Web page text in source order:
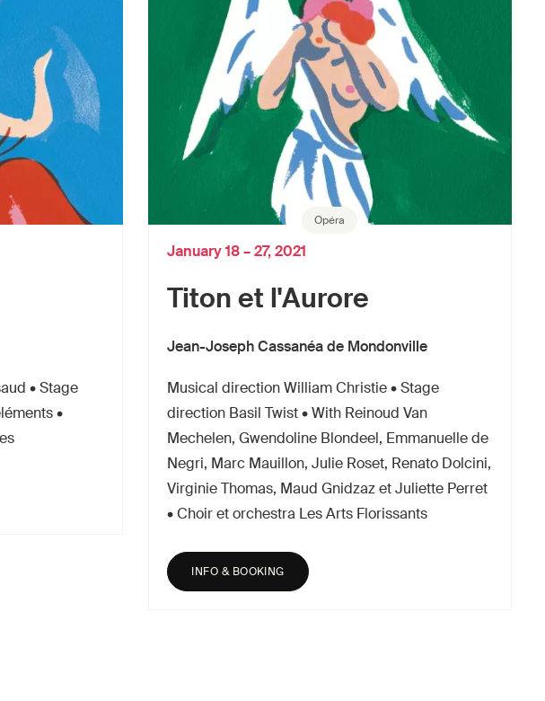
• Stage
•
Opéra
Titon et l'Aurore
Jean-Joseph Cassanéa de Mondonville
January 18 – 27, 2021
Musical direction William Christie • Stage
direction Basil Twist • With Reinoud Van
Mechelen, Gwendoline Blondeel, Emmanuelle de
Negri, Marc Mauillon, Julie Roset, Renato Dolcini,
Virginie Thomas, Maud Gnidzaz et Juliette Perret
• Choir et orchestra Les Arts Florissants
INFO & BOOKING